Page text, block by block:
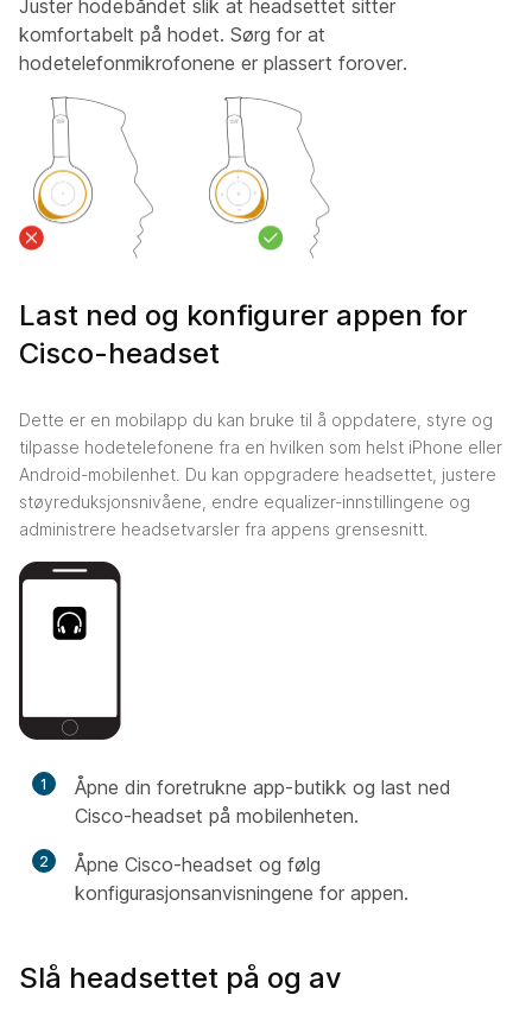
Juster hodebåndet slik at headsettet sitter
komfortabelt på hodet. Sørg for at
hodetelefonmikrofonene er plassert forover.
Last ned og konfigurer appen for
Cisco-headset
Dette er en mobilapp du kan bruke til å oppdatere, styre og
tilpasse hodetelefonene fra en hvilken som helst iPhone eller
Android-mobilenhet. Du kan oppgradere headsettet, justere
støyreduksjonsnivåene, endre equalizer-innstillingene og
administrere headsetvarsler fra appens grensesnitt.
1
Åpne din foretrukne app-butikk og last ned
Cisco-headset på mobilenheten.
2
Åpne Cisco-headset og følg
konfigurasjonsanvisningene for appen.
Slå headsettet på og av